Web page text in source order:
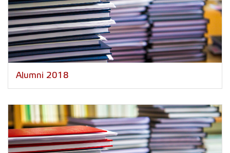
Alumni 2018